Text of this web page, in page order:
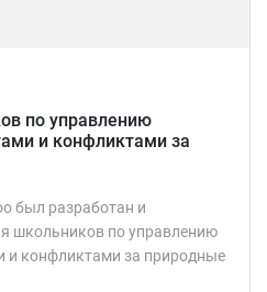
по управлению
и конфликтами за
был разработан и
школьников по управлению
конфликтами за природные